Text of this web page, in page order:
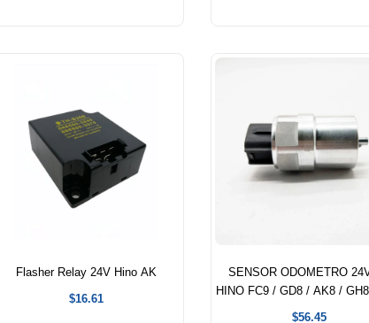
Flasher Relay 24V Hino AK
Precio
$16.61
SENSOR ODOMETRO 24V
HINO FC9 / GD8 / AK8 / GH8
/ FM8
Precio
$56.45